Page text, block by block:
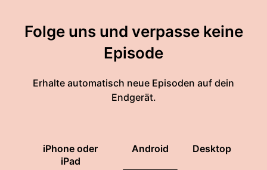
Folge uns und verpasse keine
Episode
Erhalte automatisch neue Episoden auf dein
Endgerät.
iPhone oder
iPad
Android Desktop